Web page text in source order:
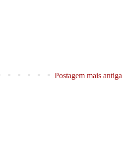
Postagem mais antiga